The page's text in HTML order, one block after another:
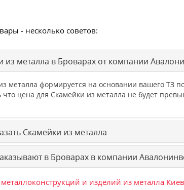
- несколько советов:
из металла в Броварах от компании
металла формируется на основании вашего ТЗ
цена для Скамейки из металла не будет
Скамейки из металла
в Броварах в компании
и изделий из металла